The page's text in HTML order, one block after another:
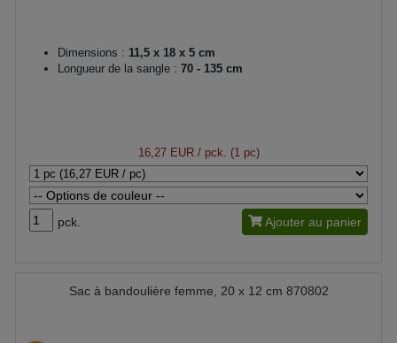
Dimensions : 11,5 x 18 x 5 cm
Longueur de la sangle : 70 - 135 cm
16,27 EUR/ pck. (1 pc)
pck. Ajouter au panier
Sac à bandoulière femme, 20 x 12 cm 870802